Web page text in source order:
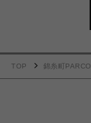
TOP 錦糸町PARCO